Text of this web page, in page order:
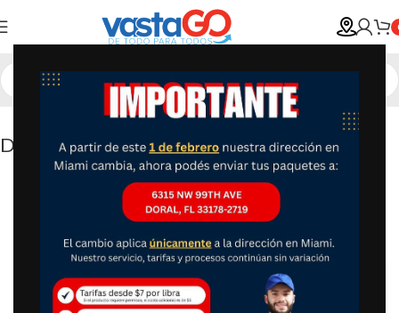
Disney Princess Deluxe Figure Play Set